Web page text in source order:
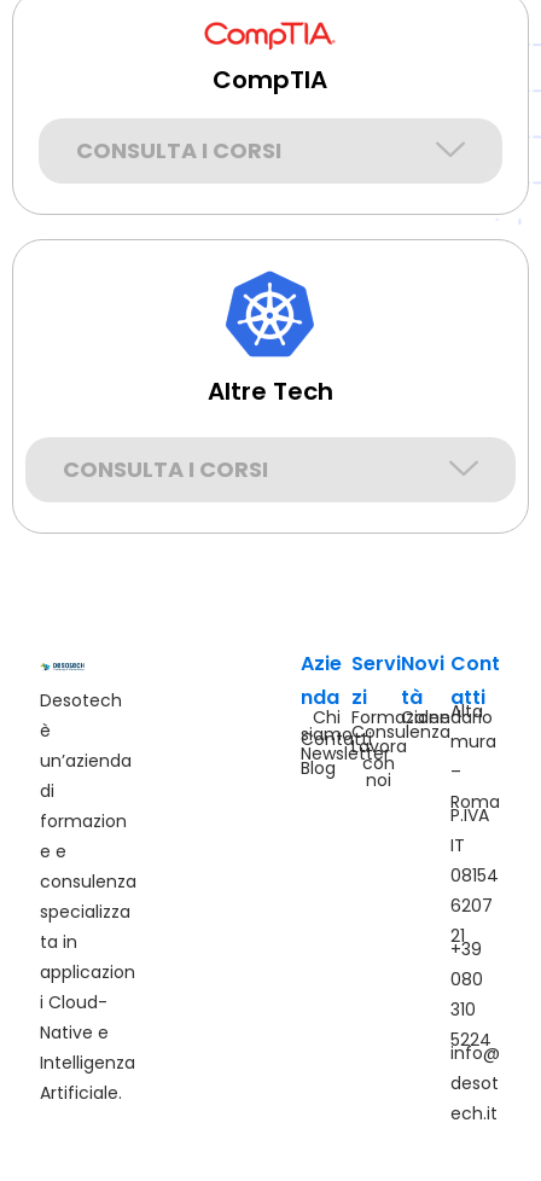
CompTIA
CONSULTA I CORSI
Altre Tech
CONSULTA I CORSI
Desotech
è
un’azienda
di
formazion
e e
consulenza
specializza
ta in
applicazion
i Cloud-
Native e
Intelligenza
Artificiale.
Azie
nda
Chi
siamo
Contatti
Newsletter
Blog
Servi
zi
Formazione
Consulenza
Lavora
con
noi
Novi
tà
Calendario
Cont
atti
Alta
mura
–
Roma
P.IVA
IT
08154
6207
21
+39
080
310
5224
info@
desot
ech.it